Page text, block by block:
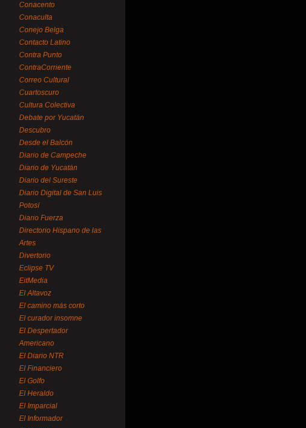
Conacento
Conaculta
Conejo Belga
Contacto Latino
Contra Punto
ContraCorriente
Correo Cultural
Cuartoscuro
Cultura Colectiva
Debate por Yucatán
Descubro
Desde el Balcón
Diario de Campeche
Diario de Yucatán
Diario del Sureste
Diario Digital de San Luis
Potosí
Diario Fuerza
Directorio Hispano de las
Artes
Divertorio
Eclipse TV
EitMedia
El Altavoz
El camino más corto
El curador insomne
El Despertador
Americano
El Diario NTR
El Financiero
El Golfo
El Heraldo
El Imparcial
El Informador